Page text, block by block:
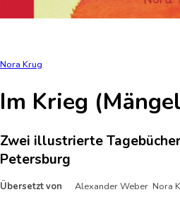
Nora Krug
Im Krieg
Zwei illustrierte
Petersburg
Übersetzt von Alexander Weber Nora